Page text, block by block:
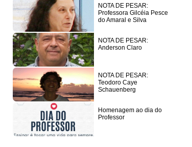
NOTA DE PESAR:
Professora Gilcéia Pesce
do Amaral e Silva
NOTA DE PESAR:
Anderson Claro
NOTA DE PESAR:
Teodoro Caye
Schauenberg
Homenagem ao dia do
Professor